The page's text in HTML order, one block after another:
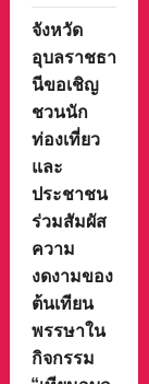
จังหวัด
อุบลราชธา
นีขอเชิญ
ชวนนัก
ท่องเที่ยว
และ
ประชาชน
ร่วมสัมผัส
ความ
งดงามของ
ต้นเทียน
พรรษาใน
กิจกรรม